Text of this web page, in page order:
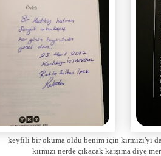
keyfili bir okuma oldu benim için kırmızı'yı
kırmızı nerde çıkacak karşıma diye